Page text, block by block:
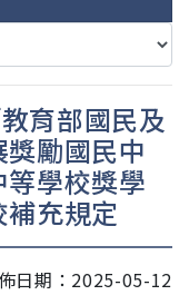
育部國民及
勵國民中
學校獎學
充規定
日期：2025-05-12